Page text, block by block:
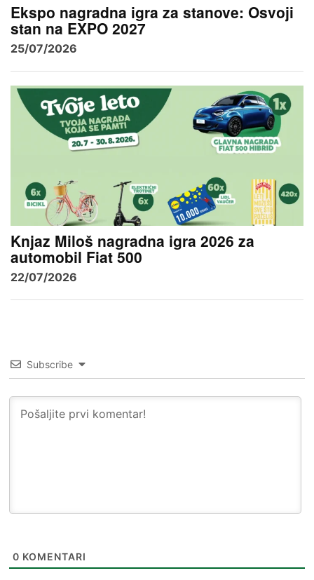
Ekspo nagradna igra za stanove: Osvoji
stan na EXPO 2027
25/07/2026
Knjaz Miloš nagradna igra 2026 za
automobil Fiat 500
22/07/2026
Subscribe
0 KOMENTARI